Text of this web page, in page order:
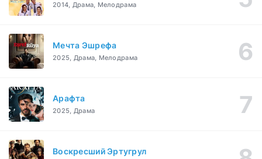
2014, Драма, Мелодрама
Мечта Эшрефа
2025, Драма, Мелодрама
Арафта
2025, Драма
Воскресший Эртугрул